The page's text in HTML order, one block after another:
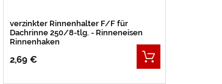
verzinkter Rinnenhalter F/F für
Dachrinne 250/8-tlg. - Rinneneisen
Rinnenhaken
2,69 €